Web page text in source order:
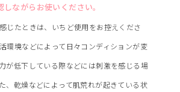
ながらお使いください。
じたときは、いちど使用をお控えくださ
環境などによって日々コンディションが変
が低下している際などには刺激を感じる場
、乾燥などによって肌荒れが起きている状